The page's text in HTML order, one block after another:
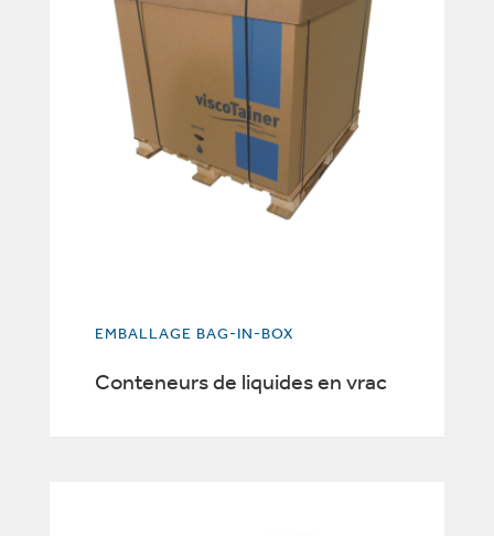
EMBALLAGE BAG-IN-BOX
Conteneurs de liquides en vrac